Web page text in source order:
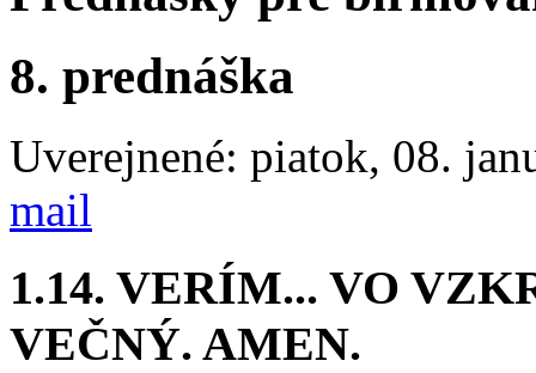
8. prednáška
Uverejnené: piatok, 08.
mail
1.14. VERÍM... VO
VEČNÝ. AMEN.